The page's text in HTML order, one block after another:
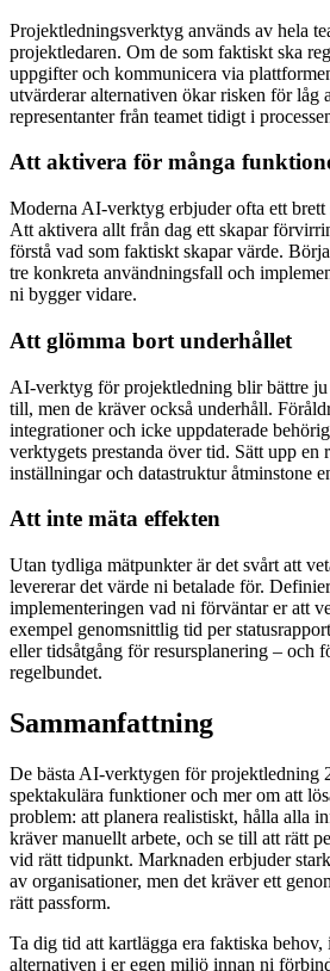
Projektledningsverktyg används av hela
projektledaren. Om de som faktiskt ska
uppgifter och kommunicera via
utvärderar alternativen ökar risken för låg
representanter från teamet tidigt i
Att aktivera för många
Moderna AI-verktyg erbjuder ofta ett
Att aktivera allt från dag ett skapar
förstå vad som faktiskt skapar värde.
tre konkreta användningsfall och
ni bygger vidare.
Att glömma bort underhållet
AI-verktyg för projektledning blir bättre ju
till, men de kräver också underhåll.
integrationer och icke uppdaterade
verktygets prestanda över tid. Sätt upp en
inställningar och datastruktur åtminstone
Att inte mäta effekten
Utan tydliga mätpunkter är det svårt att
levererar det värde ni betalade för.
implementeringen vad ni förväntar er att
exempel genomsnittlig tid per
eller tidsåtgång för resursplanering – och
regelbundet.
Sammanfattning
De bästa AI-verktygen för projektledning
spektakulära funktioner och mer om att
problem: att planera realistiskt, hålla alla
kräver manuellt arbete, och se till att rätt
vid rätt tidpunkt. Marknaden erbjuder
av organisationer, men det kräver ett
rätt passform.
Ta dig tid att kartlägga era faktiska behov,
alternativen i er egen miljö innan ni